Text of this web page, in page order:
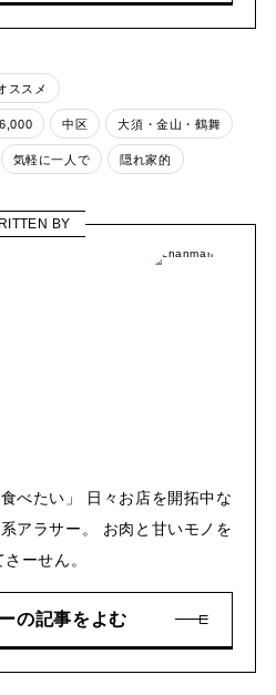
ススメ
中区 大須・金山・鶴舞
気軽に一人で 隠れ家的
BY
べたい」 日々お店を開拓中な
アラサー。 お肉と甘いモノを
ーせん。
の記事をよむ